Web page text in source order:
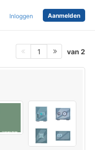
Inloggen Aanmelden
1 van 2